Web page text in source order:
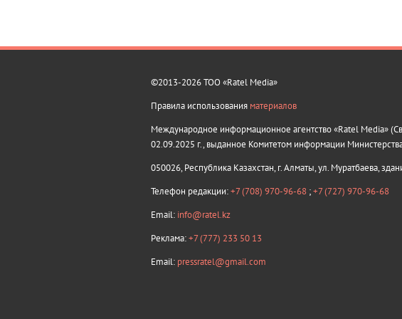
©2013-2026 ТОО «Ratel Media»
Правила использования материалов
Международное информационное агентство «Ratel Media»
02.09.2025 г., выданное Комитетом информации
050026, Республика Казахстан, г. Алматы, ул. Муратбаева,
Телефон редакции:+7 (708) 970-96-68 ;+7 (727) 970-96-68
Email: info@ratel.kz
Реклама:+7 (777) 233 50 13
Email: pressratel@gmail.com